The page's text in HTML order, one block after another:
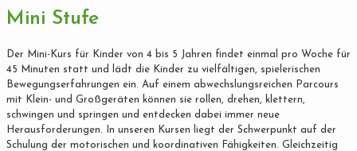
Mini Stufe
Der Mini-Kurs für Kinder von 4 bis 5 Jahren findet einmal pro Woche für
45 Minuten statt und lädt die Kinder zu vielfältigen, spielerischen
Bewegungserfahrungen ein. Auf einem abwechslungsreichen Parcours
mit Klein- und Großgeräten können sie rollen, drehen, klettern,
schwingen und springen und entdecken dabei immer neue
Herausforderungen. In unseren Kursen liegt der Schwerpunkt auf der
Schulung der motorischen und koordinativen Fähigkeiten. Gleichzeitig